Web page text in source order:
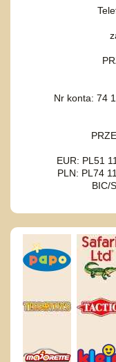
Nr konta: 74
EUR: PL51
PLN: PL74
BIC/